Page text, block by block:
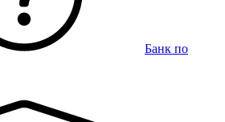
Банк по